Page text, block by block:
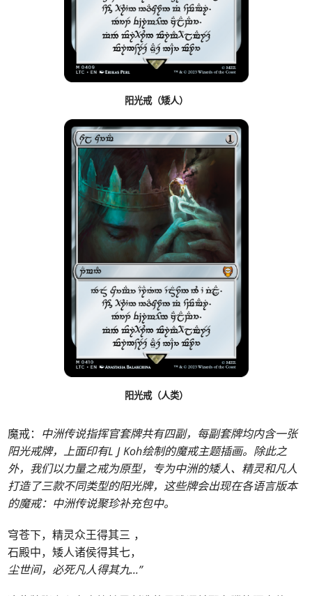
阳光戒（矮人）
阳光戒（人类）
魔戒： 中洲传说指挥官套牌共有四副，每副套牌均内含一张
阳光戒牌，上面印有L J Koh绘制的魔戒主题插画。除此之
外，我们以力量之戒为原型，专为中洲的矮人、精灵和凡人
打造了三款不同类型的阳光牌，这些牌会出现在各语言版本
的魔戒： 中洲传说聚珍补充包中。
穹苍下，精灵众王得其三 ，
石殿中，矮人诸侯得其七，
尘世间，必死凡人得其九...”